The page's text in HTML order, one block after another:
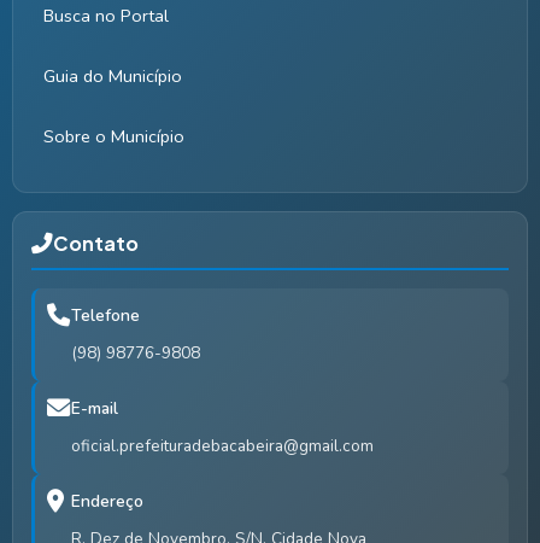
Busca no Portal
Guia do Município
Sobre o Município
Contato
Telefone
(98) 98776-9808
E-mail
oficial.prefeituradebacabeira@gmail.com
Endereço